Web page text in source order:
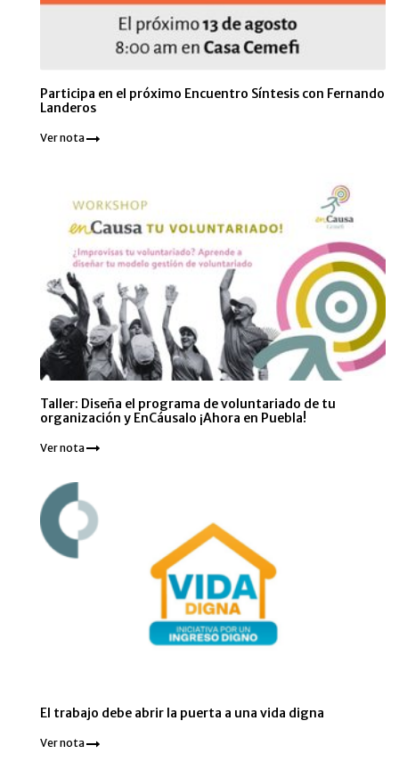
Participa en el próximo Encuentro Síntesis con Fernando
Landeros
Ver nota
Taller: Diseña el programa de voluntariado de tu
organización y EnCáusalo ¡Ahora en Puebla!
Ver nota
El trabajo debe abrir la puerta a una vida digna
Ver nota